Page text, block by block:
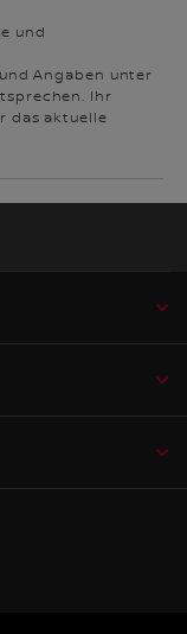
und
Angaben unter
Ihr
das aktuelle